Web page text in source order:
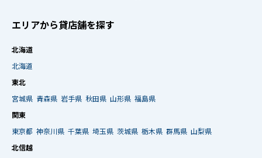
エリアから貸店舗を探す
北海道
北海道
東北
宮城県 青森県 岩手県 秋田県 山形県 福島県
関東
東京都 神奈川県 千葉県 埼玉県 茨城県 栃木県 群馬県 山梨県
北信越